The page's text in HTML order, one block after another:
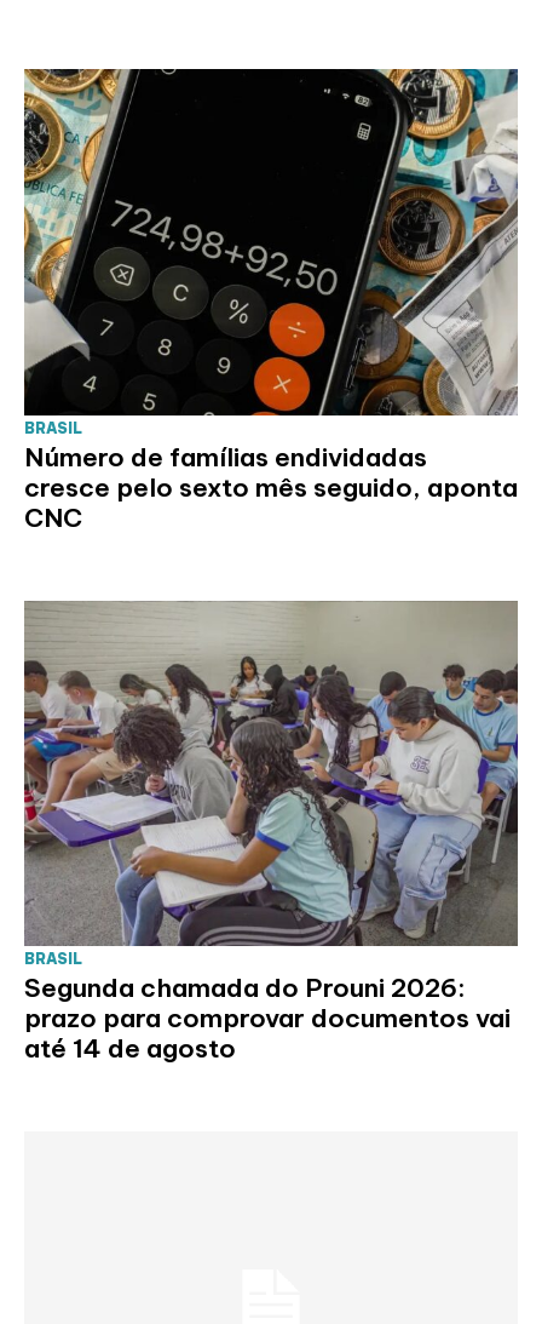
BRASIL
Número de famílias endividadas
cresce pelo sexto mês seguido, aponta
CNC
BRASIL
Segunda chamada do Prouni 2026:
prazo para comprovar documentos vai
até 14 de agosto